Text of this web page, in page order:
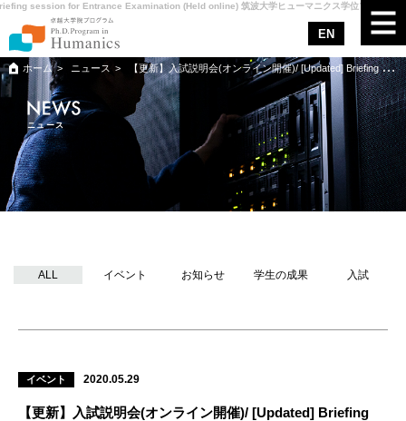
session for Entrance Examination (Held online) 筑波大学ヒューマニクス学位プログラム
EN
ニュース
ホーム ニュース 【更新】入試説明会(オンライン開催)/ [Updated] Briefing session for Entrance Examination (Held online)
ALL イベント お知らせ 学生の成果 入試
イベント 2020.05.29
【更新】入試説明会(オンライン開催)/ [Updated] Briefing
ヒューマニクスについて
カリキュラム
サポート
入試情報
お問合せ